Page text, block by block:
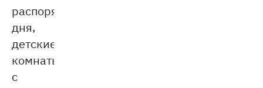
распорядок
дня,
детские
комнаты
с